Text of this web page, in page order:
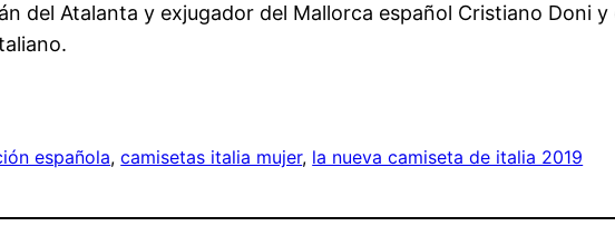
del Atalanta y exjugador del Mallorca español Cristiano Doni
española, camisetas italia mujer, la nueva camiseta de italia 2019